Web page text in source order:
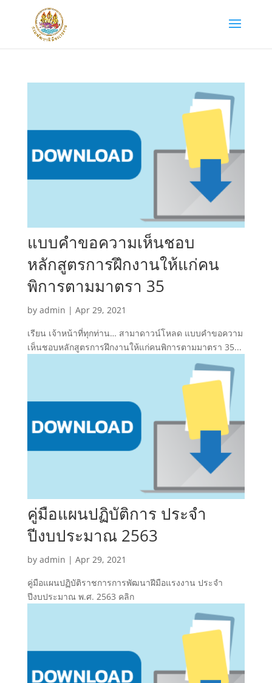
แบบคำขอความเห็นชอบ
หลักสูตรการฝึกงานให้แก่คน
พิการตามมาตรา 35
by admin | Apr 29, 2021
เรียน เจ้าหน้าที่ทุกท่าน… สามาดาวน์โหลด แบบคำขอความ
เห็นชอบหลักสูตรการฝึกงานให้แก่คนพิการตามมาตรา 35...
คู่มือแผนปฏิบัติการ ประจำ
ปีงบประมาณ 2563
by admin | Apr 29, 2021
คู่มือแผนปฏิบัติราชการการพัฒนาฝีมือแรงงาน ประจำ
ปีงบประมาณ พ.ศ. 2563 คลิก